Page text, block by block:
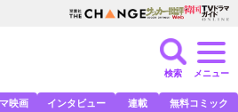
検索 メニュー
マ映画 インタビュー 連載 無料コミック